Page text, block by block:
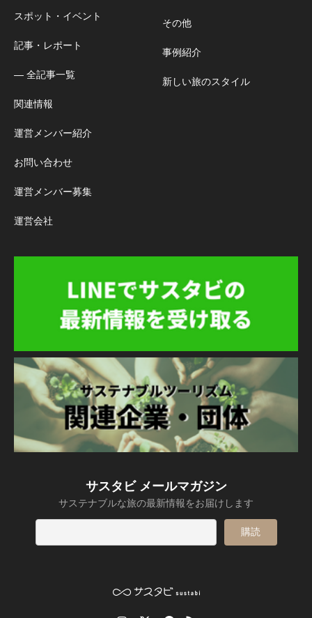
スポット・イベント
記事・レポート
― 全記事一覧
関連情報
運営メンバー紹介
お問い合わせ
運営メンバー募集
運営会社
その他
事例紹介
新しい旅のスタイル
サスタビ メールマガジン
サステナブルな旅の最新情報をお届けします